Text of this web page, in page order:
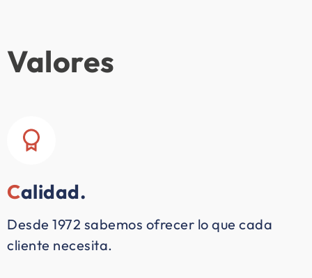
Valores
Calidad.
Desde 1972 sabemos ofrecer lo que cada
cliente necesita.